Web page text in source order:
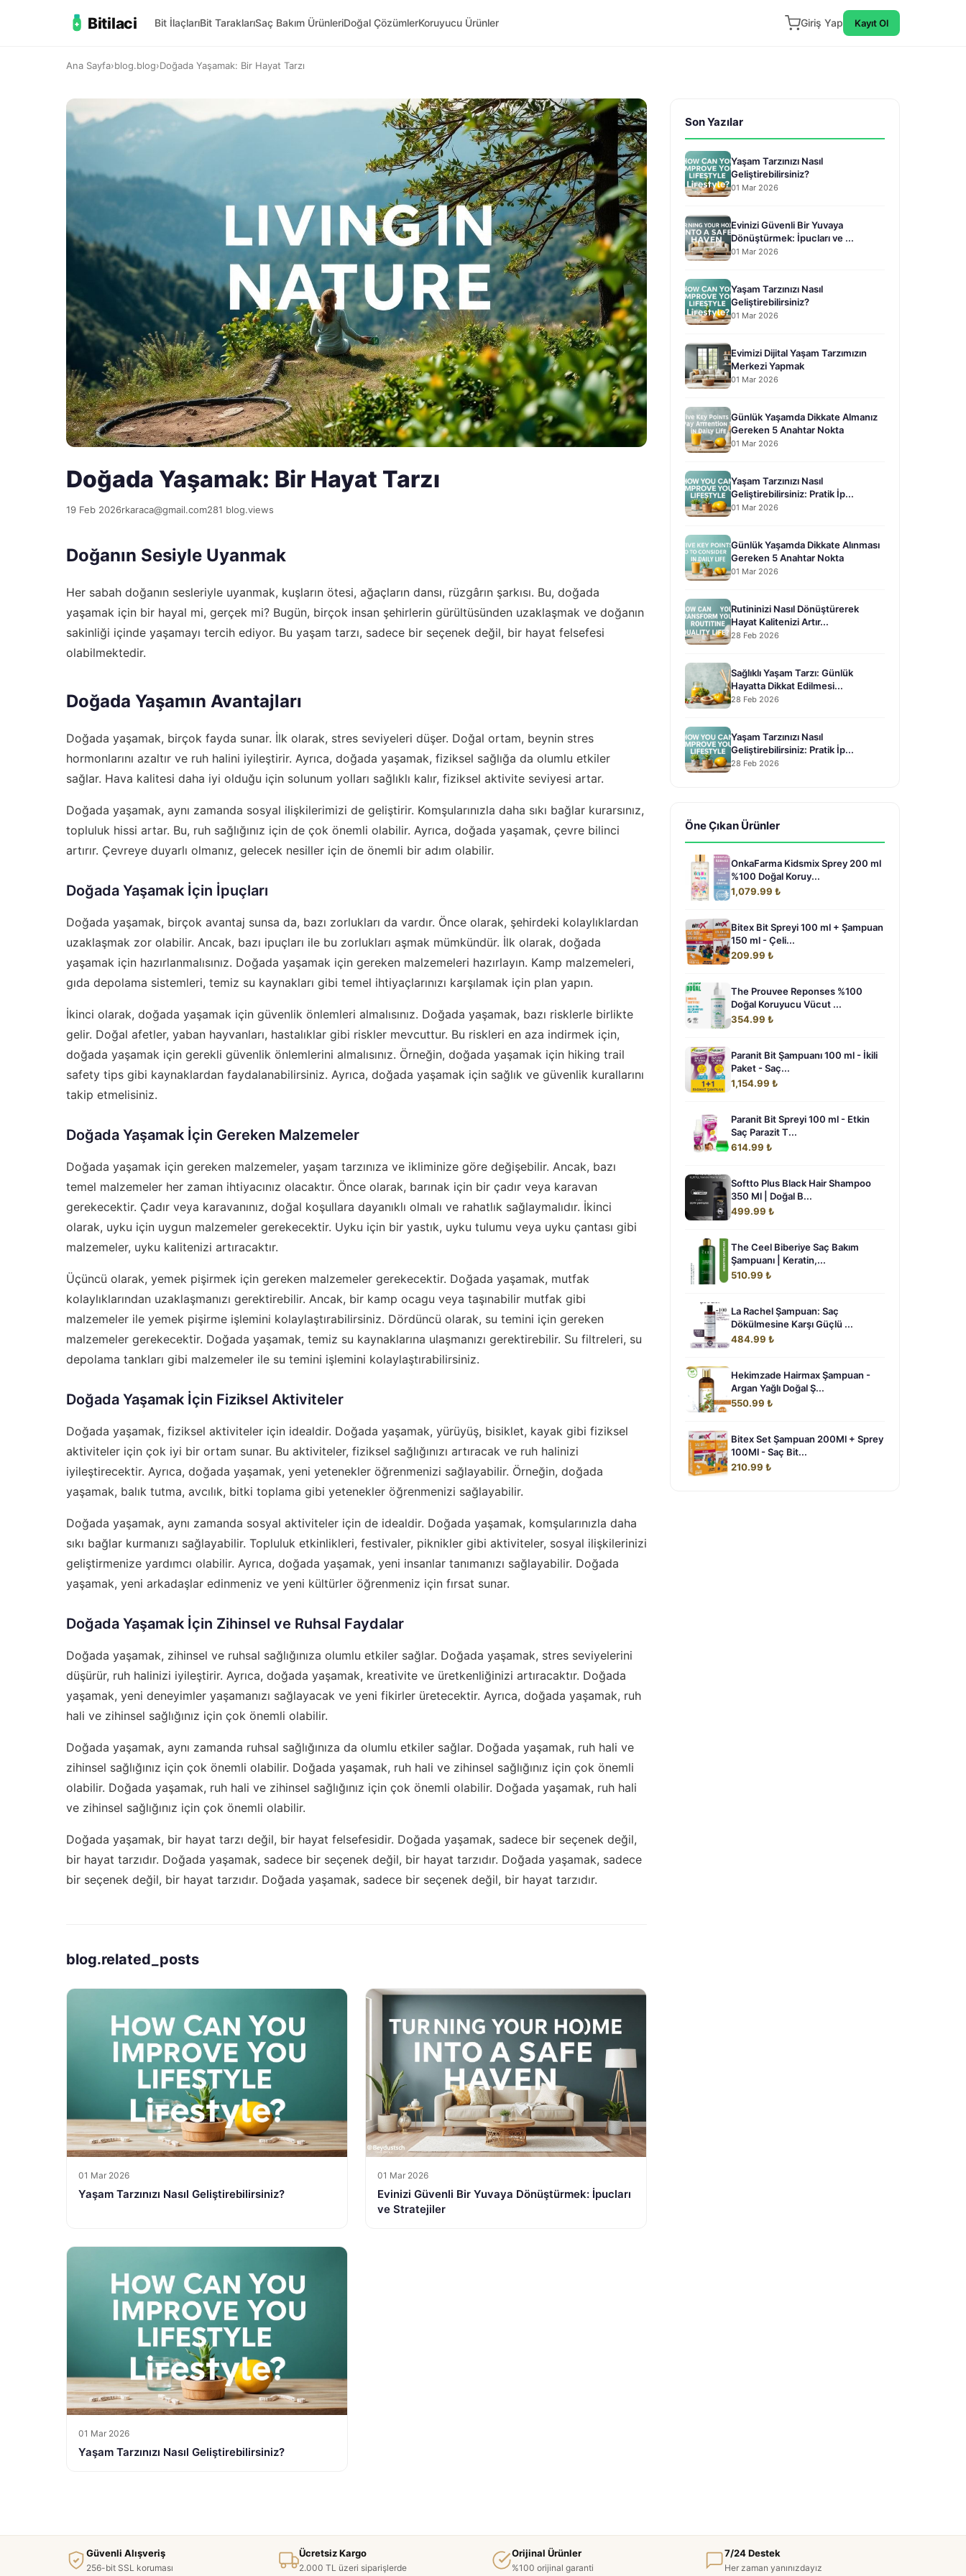
Bitilaci Bit İlaçlarıBit TaraklarıSaç Bakım ÜrünleriDoğal ÇözümlerKoruyucu Ürünler Giriş Yap Kayıt Ol
Ana Sayfa›blog.blog›Doğada Yaşamak: Bir Hayat Tarzı
Doğada Yaşamak: Bir Hayat Tarzı
19 Feb 2026rkaraca@gmail.com281 blog.views
Doğanın Sesiyle Uyanmak
Her sabah doğanın sesleriyle uyanmak, kuşların ötesi, ağaçların dansı, rüzgârın şarkısı. Bu, doğada
yaşamak için bir hayal mi, gerçek mi? Bugün, birçok insan şehirlerin gürültüsünden uzaklaşmak ve doğanın
sakinliği içinde yaşamayı tercih ediyor. Bu yaşam tarzı, sadece bir seçenek değil, bir hayat felsefesi
olabilmektedir.
Doğada Yaşamın Avantajları
Doğada yaşamak, birçok fayda sunar. İlk olarak, stres seviyeleri düşer. Doğal ortam, beynin stres
hormonlarını azaltır ve ruh halini iyileştirir. Ayrıca, doğada yaşamak, fiziksel sağlığa da olumlu etkiler
sağlar. Hava kalitesi daha iyi olduğu için solunum yolları sağlıklı kalır, fiziksel aktivite seviyesi artar.
Doğada yaşamak, aynı zamanda sosyal ilişkilerimizi de geliştirir. Komşularınızla daha sıkı bağlar kurarsınız,
topluluk hissi artar. Bu, ruh sağlığınız için de çok önemli olabilir. Ayrıca, doğada yaşamak, çevre bilinci
artırır. Çevreye duyarlı olmanız, gelecek nesiller için de önemli bir adım olabilir.
Doğada Yaşamak İçin İpuçları
Doğada yaşamak, birçok avantaj sunsa da, bazı zorlukları da vardır. Önce olarak, şehirdeki kolaylıklardan
uzaklaşmak zor olabilir. Ancak, bazı ipuçları ile bu zorlukları aşmak mümkündür. İlk olarak, doğada
yaşamak için hazırlanmalısınız. Doğada yaşamak için gereken malzemeleri hazırlayın. Kamp malzemeleri,
gıda depolama sistemleri, temiz su kaynakları gibi temel ihtiyaçlarınızı karşılamak için plan yapın.
İkinci olarak, doğada yaşamak için güvenlik önlemleri almalısınız. Doğada yaşamak, bazı risklerle birlikte
gelir. Doğal afetler, yaban hayvanları, hastalıklar gibi riskler mevcuttur. Bu riskleri en aza indirmek için,
doğada yaşamak için gerekli güvenlik önlemlerini almalısınız. Örneğin, doğada yaşamak için hiking trail
safety tips gibi kaynaklardan faydalanabilirsiniz. Ayrıca, doğada yaşamak için sağlık ve güvenlik kurallarını
takip etmelisiniz.
Doğada Yaşamak İçin Gereken Malzemeler
Doğada yaşamak için gereken malzemeler, yaşam tarzınıza ve ikliminize göre değişebilir. Ancak, bazı
temel malzemeler her zaman ihtiyacınız olacaktır. Önce olarak, barınak için bir çadır veya karavan
gerekecektir. Çadır veya karavanınız, doğal koşullara dayanıklı olmalı ve rahatlık sağlaymalıdır. İkinci
olarak, uyku için uygun malzemeler gerekecektir. Uyku için bir yastık, uyku tulumu veya uyku çantası gibi
malzemeler, uyku kalitenizi artıracaktır.
Üçüncü olarak, yemek pişirmek için gereken malzemeler gerekecektir. Doğada yaşamak, mutfak
kolaylıklarından uzaklaşmanızı gerektirebilir. Ancak, bir kamp ocagu veya taşınabilir mutfak gibi
malzemeler ile yemek pişirme işlemini kolaylaştırabilirsiniz. Dördüncü olarak, su temini için gereken
malzemeler gerekecektir. Doğada yaşamak, temiz su kaynaklarına ulaşmanızı gerektirebilir. Su filtreleri, su
depolama tankları gibi malzemeler ile su temini işlemini kolaylaştırabilirsiniz.
Doğada Yaşamak İçin Fiziksel Aktiviteler
Doğada yaşamak, fiziksel aktiviteler için idealdir. Doğada yaşamak, yürüyüş, bisiklet, kayak gibi fiziksel
aktiviteler için çok iyi bir ortam sunar. Bu aktiviteler, fiziksel sağlığınızı artıracak ve ruh halinizi
iyileştirecektir. Ayrıca, doğada yaşamak, yeni yetenekler öğrenmenizi sağlayabilir. Örneğin, doğada
yaşamak, balık tutma, avcılık, bitki toplama gibi yetenekler öğrenmenizi sağlayabilir.
Doğada yaşamak, aynı zamanda sosyal aktiviteler için de idealdir. Doğada yaşamak, komşularınızla daha
sıkı bağlar kurmanızı sağlayabilir. Topluluk etkinlikleri, festivaler, piknikler gibi aktiviteler, sosyal ilişkilerinizi
geliştirmenize yardımcı olabilir. Ayrıca, doğada yaşamak, yeni insanlar tanımanızı sağlayabilir. Doğada
yaşamak, yeni arkadaşlar edinmeniz ve yeni kültürler öğrenmeniz için fırsat sunar.
Doğada Yaşamak İçin Zihinsel ve Ruhsal Faydalar
Doğada yaşamak, zihinsel ve ruhsal sağlığınıza olumlu etkiler sağlar. Doğada yaşamak, stres seviyelerini
düşürür, ruh halinizi iyileştirir. Ayrıca, doğada yaşamak, kreativite ve üretkenliğinizi artıracaktır. Doğada
yaşamak, yeni deneyimler yaşamanızı sağlayacak ve yeni fikirler üretecektir. Ayrıca, doğada yaşamak, ruh
hali ve zihinsel sağlığınız için çok önemli olabilir.
Doğada yaşamak, aynı zamanda ruhsal sağlığınıza da olumlu etkiler sağlar. Doğada yaşamak, ruh hali ve
zihinsel sağlığınız için çok önemli olabilir. Doğada yaşamak, ruh hali ve zihinsel sağlığınız için çok önemli
olabilir. Doğada yaşamak, ruh hali ve zihinsel sağlığınız için çok önemli olabilir. Doğada yaşamak, ruh hali
ve zihinsel sağlığınız için çok önemli olabilir.
Doğada yaşamak, bir hayat tarzı değil, bir hayat felsefesidir. Doğada yaşamak, sadece bir seçenek değil,
bir hayat tarzıdır. Doğada yaşamak, sadece bir seçenek değil, bir hayat tarzıdır. Doğada yaşamak, sadece
bir seçenek değil, bir hayat tarzıdır. Doğada yaşamak, sadece bir seçenek değil, bir hayat tarzıdır.
blog.related_posts
01 Mar 2026
Yaşam Tarzınızı Nasıl Geliştirebilirsiniz?
01 Mar 2026
Evinizi Güvenli Bir Yuvaya Dönüştürmek: İpucları
ve Stratejiler
01 Mar 2026
Yaşam Tarzınızı Nasıl Geliştirebilirsiniz?
Son Yazılar
Yaşam Tarzınızı Nasıl
Geliştirebilirsiniz?
01 Mar 2026
Evinizi Güvenli Bir Yuvaya
Dönüştürmek: İpucları ve ...
01 Mar 2026
Yaşam Tarzınızı Nasıl
Geliştirebilirsiniz?
01 Mar 2026
Evimizi Dijital Yaşam Tarzımızın
Merkezi Yapmak
01 Mar 2026
Günlük Yaşamda Dikkate Almanız
Gereken 5 Anahtar Nokta
01 Mar 2026
Yaşam Tarzınızı Nasıl
Geliştirebilirsiniz: Pratik İp...
01 Mar 2026
Günlük Yaşamda Dikkate Alınması
Gereken 5 Anahtar Nokta
01 Mar 2026
Rutininizi Nasıl Dönüştürerek
Hayat Kalitenizi Artır...
28 Feb 2026
Sağlıklı Yaşam Tarzı: Günlük
Hayatta Dikkat Edilmesi...
28 Feb 2026
Yaşam Tarzınızı Nasıl
Geliştirebilirsiniz: Pratik İp...
28 Feb 2026
Öne Çıkan Ürünler
OnkaFarma Kidsmix Sprey 200 ml
%100 Doğal Koruy...
1,079.99 ₺
Bitex Bit Spreyi 100 ml + Şampuan
150 ml - Çeli...
209.99 ₺
The Prouvee Reponses %100
Doğal Koruyucu Vücut ...
354.99 ₺
Paranit Bit Şampuanı 100 ml - İkili
Paket - Saç...
1,154.99 ₺
Paranit Bit Spreyi 100 ml - Etkin
Saç Parazit T...
614.99 ₺
Softto Plus Black Hair Shampoo
350 Ml | Doğal B...
499.99 ₺
The Ceel Biberiye Saç Bakım
Şampuanı | Keratin,...
510.99 ₺
La Rachel Şampuan: Saç
Dökülmesine Karşı Güçlü ...
484.99 ₺
Hekimzade Hairmax Şampuan -
Argan Yağlı Doğal Ş...
550.99 ₺
Bitex Set Şampuan 200Ml + Sprey
100Ml - Saç Bit...
210.99 ₺
Güvenli Alışveriş
256-bit SSL koruması
Ücretsiz Kargo
2.000 TL üzeri siparişlerde
Orijinal Ürünler
%100 orijinal garanti
7/24 Destek
Her zaman yanınızdayız